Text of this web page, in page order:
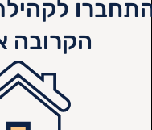
הקרובה